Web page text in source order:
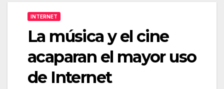
INTERNET
La música y el cine
acaparan el mayor uso
de Internet